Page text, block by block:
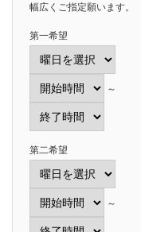
幅広くご指定願います。
第一希望
～
第二希望
～